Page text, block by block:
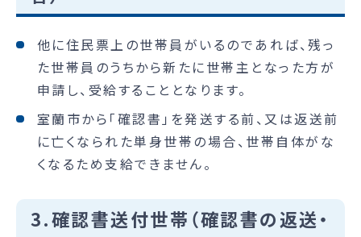
他に住民票上の世帯員がいるのであれば、残っ
た世帯員のうちから新たに世帯主となった方が
申請し、受給することとなります。
室蘭市から「確認書」を発送する前、又は返送前
に亡くなられた単身世帯の場合、世帯自体がな
くなるため支給できません。
3.確認書送付世帯（確認書の返送・